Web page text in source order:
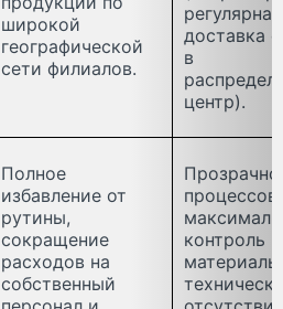
широкой
географической
сети филиалов.
регулярная
доставка
в
центр).
Полное
избавление от
рутины,
сокращение
расходов на
собственный
процессов,
контроль